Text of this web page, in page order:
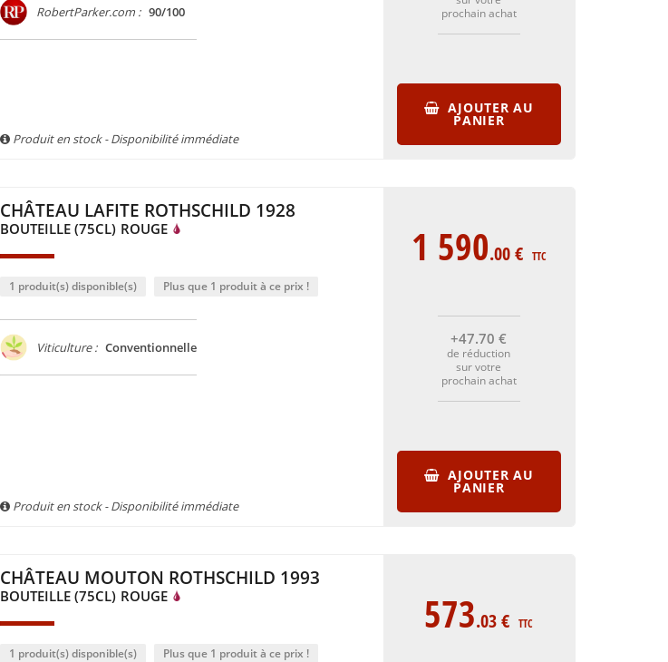
RobertParker.com : 90/100
Produit en stock - Disponibilité immédiate
prochain achat
AJOUTER AU
PANIER
CHÂTEAU LAFITE ROTHSCHILD 1928
BOUTEILLE (75CL) ROUGE
1 produit(s) disponible(s) Plus que 1 produit à ce prix !
Viticulture : Conventionnelle
Produit en stock - Disponibilité immédiate
1 590.00€ TTC
+47.70€
de réduction
sur votre
prochain achat
AJOUTER AU
PANIER
CHÂTEAU MOUTON ROTHSCHILD 1993
BOUTEILLE (75CL) ROUGE
1 produit(s) disponible(s) Plus que 1 produit à ce prix !
573.03€ TTC